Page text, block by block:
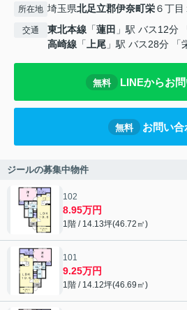
所在地 埼玉県北足立郡伊奈町栄６丁目
交通 東北本線 「蓮田 」駅 バス12分
高崎線 「 上尾 」駅 バス28分 「
無料 LINEからお
無料 お問い合
ジールの募集中物件
102
8.95万円
1階 / 14.13坪(46.72㎡)
101
9.25万円
1階 / 14.12坪(46.69㎡)